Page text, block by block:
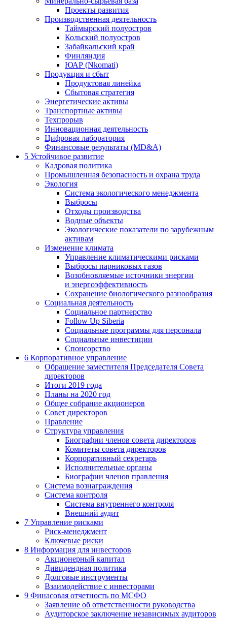
Проекты развития
Производственная деятельность
Таймырский полуостров
Кольский полуостров
Забайкальский край
Финляндия
ЮАР (Nkomati)
Продукция и сбыт
Продуктовая линейка
Сбытовая стратегия
Энергетические активы
Транспортные активы
Техпрорыв
Инновационная деятельность
Цифровая лаборатория
Финансовые результаты (MD&A)
5 Устойчивое развитие
Кадровая политика
Промышленная безопасность и охрана труда
Экология
Система экологического менеджмента
Выбросы
Отходы производства
Водные объекты
Экологические показатели по зарубежным
активам
Изменение климата
Управление климатическими рисками
Выбросы парниковых газов
Возобновляемые источники энергии
и энергоэффективность
Сохранение биологического разнообразия
Социальная деятельность
Социальное партнерство
Follow Up Siberia
Социальные программы для персонала
Социальные инвестиции
Спонсорство
6 Корпоративное управление
Обращение заместителя Председателя Совета
директоров
Итоги 2019 года
Планы на 2020 год
Общее собрание акционеров
Совет директоров
Правление
Структура управления
Биографии членов совета директоров
Комитеты совета директоров
Корпоративный секретарь
Исполнительные органы
Биографии членов правления
Система вознаграждения
Система контроля
Система внутреннего контроля
Внешний аудит
7 Управление рисками
Риск-менеджмент
Ключевые риски
8 Информация для инвесторов
Акционерный капитал
Дивидендная политика
Долговые инструменты
Взаимодействие с инвеcторами
9 Финасовая отчетность по МСФО
Заявление об ответственности руководства
Аудиторское заключение независимых аудиторов